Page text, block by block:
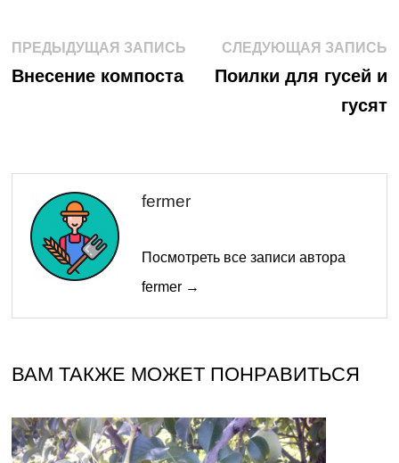
Навигация
по
ПРЕДЫДУЩАЯ ЗАПИСЬПредыдущая
запись:
Внесение компоста
СЛЕДУЮЩАЯ ЗАПИСЬ
Поилки для гусей и
гусят
fermer
Посмотреть все записи автора
fermer →
ВАМ ТАКЖЕ МОЖЕТ ПОНРАВИТЬСЯ